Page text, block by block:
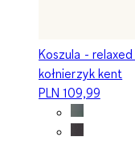
Koszula -
kołnierzyk kent
PLN 109,99